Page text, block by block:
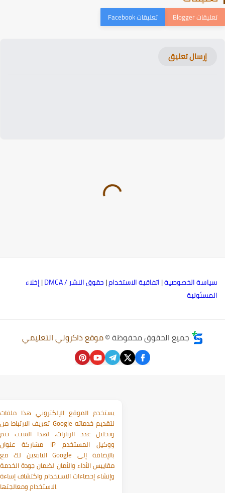
إرسال تعليق
الخصوصية|اتفاقية الاستخدام|حقوق النشر / DMCA |إخلاء
جميع الحقوق محفوظة ©موقع ذاكرولي التعليمي
يستخدم الموقع الإلكتروني هذا ملفات
تعريف الارتباط من Google لتقديم خدماته
وتحليل عدد الزيارات. لهذا السبب تتم
مشاركة عنوان IP ووكيل المستخدم
التابعين لك مع Google بالإضافة إلى
مقاييس الأداء والأمان لضمان جودة الخدمة
وإنشاء إحصاءات الاستخدام واكتشاف إساءة